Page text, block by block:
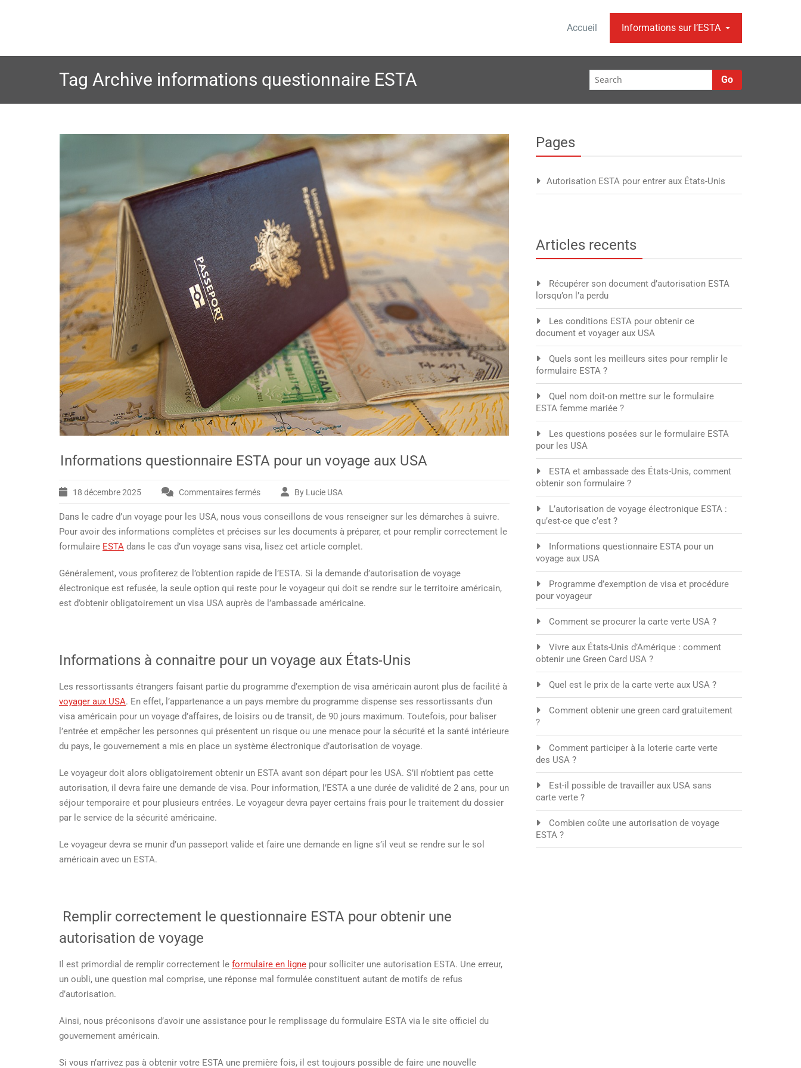
Accueil Informations sur l’ESTA
Tag Archive informations questionnaire ESTA Go
Informations questionnaire ESTA pour un voyage aux USA
18 décembre 2025 Commentaires ferméssur
questionnaire
ESTA
pour
voyage
USA
By Lucie USA
Dans le cadre d’un voyage pour les USA, nous vous conseillons de vous renseigner sur les démarches à suivre.
Pour avoir des informations complètes et précises sur les documents à préparer, et pour remplir correctement le
formulaire ESTA dans le cas d’un voyage sans visa, lisez cet article complet.
Généralement, vous profiterez de l’obtention rapide de l’ESTA. Si la demande d’autorisation de voyage
électronique est refusée, la seule option qui reste pour le voyageur qui doit se rendre sur le territoire américain,
est d’obtenir obligatoirement un visa USA auprès de l’ambassade américaine.
Informations à connaitre pour un voyage aux États-Unis
Les ressortissants étrangers faisant partie du programme d’exemption de visa américain auront plus de facilité à
voyager aux USA. En effet, l’appartenance a un pays membre du programme dispense ses ressortissants d’un
visa américain pour un voyage d’affaires, de loisirs ou de transit, de 90 jours maximum. Toutefois, pour baliser
l’entrée et empêcher les personnes qui présentent un risque ou une menace pour la sécurité et la santé intérieure
du pays, le gouvernement a mis en place un système électronique d’autorisation de voyage.
Le voyageur doit alors obligatoirement obtenir un ESTA avant son départ pour les USA. S’il n’obtient pas cette
autorisation, il devra faire une demande de visa. Pour information, l’ESTA a une durée de validité de 2 ans, pour un
séjour temporaire et pour plusieurs entrées. Le voyageur devra payer certains frais pour le traitement du dossier
par le service de la sécurité américaine.
Le voyageur devra se munir d’un passeport valide et faire une demande en ligne s’il veut se rendre sur le sol
américain avec un ESTA.
Remplir correctement le questionnaire ESTA pour obtenir une
autorisation de voyage
Il est primordial de remplir correctement le formulaire en ligne pour solliciter une autorisation ESTA. Une erreur,
un oubli, une question mal comprise, une réponse mal formulée constituent autant de motifs de refus
d’autorisation.
Ainsi, nous préconisons d’avoir une assistance pour le remplissage du formulaire ESTA via le site officiel du
gouvernement américain.
Si vous n’arrivez pas à obtenir votre ESTA une première fois, il est toujours possible de faire une nouvelle
Pages
Autorisation ESTA pour entrer aux États-Unis
Articles recents
Récupérer son document d’autorisation ESTA
lorsqu’on l’a perdu
Les conditions ESTA pour obtenir ce
document et voyager aux USA
Quels sont les meilleurs sites pour remplir le
formulaire ESTA ?
Quel nom doit-on mettre sur le formulaire
ESTA femme mariée ?
Les questions posées sur le formulaire ESTA
pour les USA
ESTA et ambassade des États-Unis, comment
obtenir son formulaire ?
L’autorisation de voyage électronique ESTA :
qu’est-ce que c’est ?
Informations questionnaire ESTA pour un
voyage aux USA
Programme d’exemption de visa et procédure
pour voyageur
Comment se procurer la carte verte USA ?
Vivre aux États-Unis d’Amérique : comment
obtenir une Green Card USA ?
Quel est le prix de la carte verte aux USA ?
Comment obtenir une green card gratuitement
?
Comment participer à la loterie carte verte
des USA ?
Est-il possible de travailler aux USA sans
carte verte ?
Combien coûte une autorisation de voyage
ESTA ?